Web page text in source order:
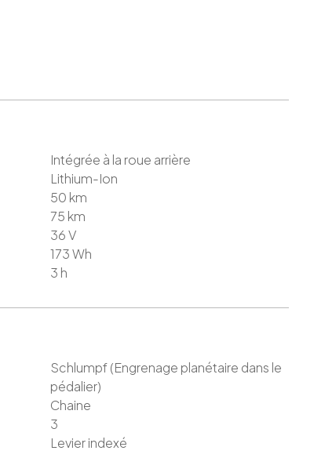
Intégrée à la roue arrière
Lithium-Ion
50 km
75 km
36V
173Wh
3 h
Schlumpf (Engrenage planétaire dans le
pédalier)
Chaine
3
Levier indexé